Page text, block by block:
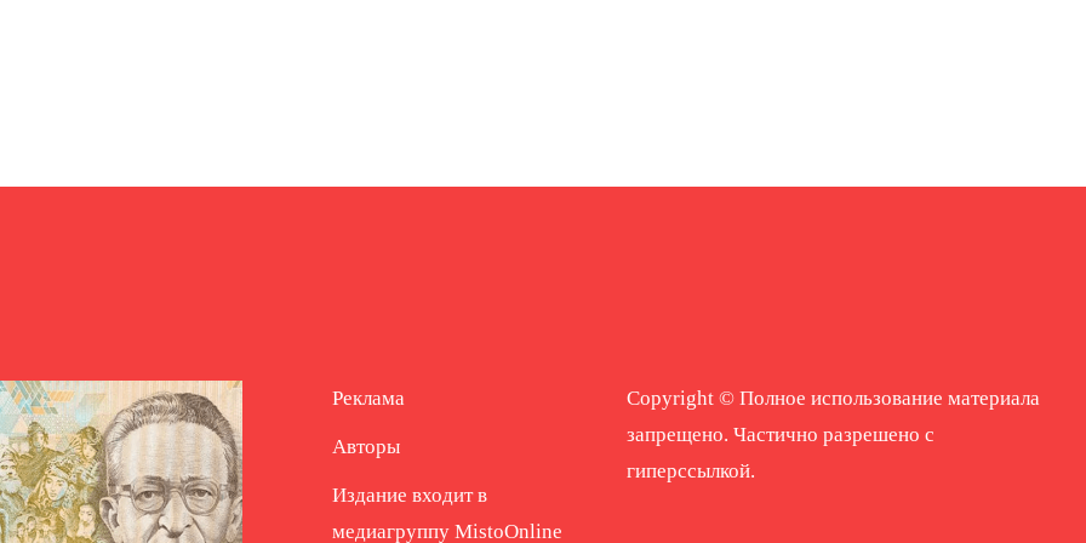
Реклама
Авторы
Издание входит в
медиагруппу MistoOnline
Copyright © Полное использование материала
запрещено. Частично разрешено с
гиперссылкой.